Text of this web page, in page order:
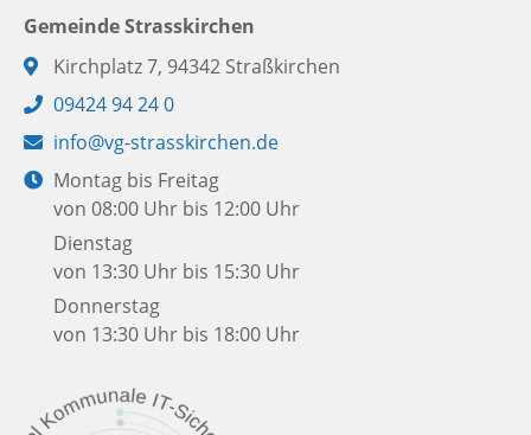
Gemeinde Strasskirchen
Adresse:
Kirchplatz 7, 94342 Straßkirchen
Telefon:
09424 94 24 0
E-
Mail:
info@vg-strasskirchen.de
Öffnungszeiten:
Montag bis Freitag
von 08:00 Uhr bis 12:00 Uhr
Dienstag
von 13:30 Uhr bis 15:30 Uhr
Donnerstag
von 13:30 Uhr bis 18:00 Uhr